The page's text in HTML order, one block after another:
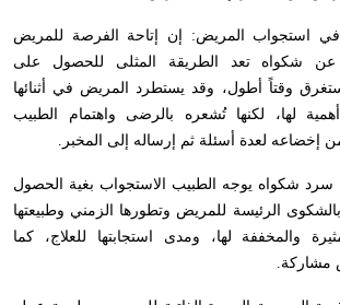
في استجواب المريض: إن إتاحة الفرصة للمريض
عن شكواه تعد الطريقة المثلى للحصول على
وقتاً أطول، وقد يستطرد المريض في أثنائها
لها، لكنها تُشعره بالرضى واهتمام الطبيب
إخضاعه لعدة أسئلة ثم إرساله إلى المخبر.
سرد شكواه يوجه الطبيب الاستجواب بغية الحصول
الرئيسة للمريض وتطورها الزمني وطبيعتها
والمخففة لها، ومدى استجابتها للعلاج، كما
مشاركة.